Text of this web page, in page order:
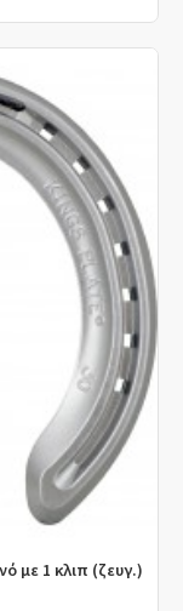
με 1 κλιπ (ζευγ.)